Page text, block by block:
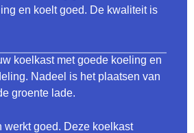
en koelt goed. De kwaliteit is
koelkast met goede koeling en
Nadeel is het plaatsen van
groente lade.
werkt goed. Deze koelkast